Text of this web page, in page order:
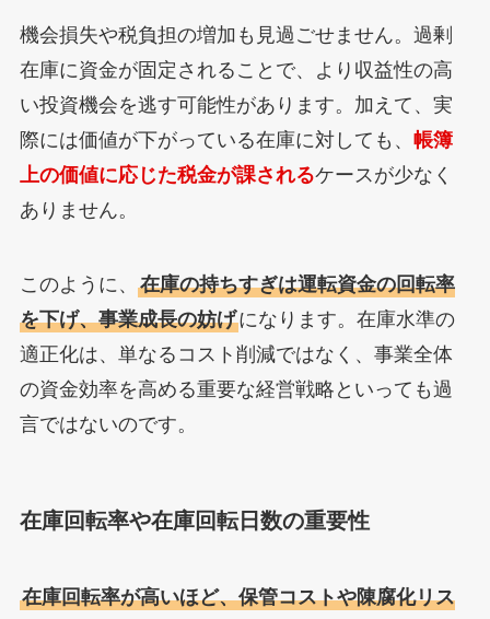
機会損失や税負担の増加も見過ごせません。過剰
在庫に資金が固定されることで、より収益性の高
い投資機会を逃す可能性があります。加えて、実
際には価値が下がっている在庫に対しても、 帳簿
上の価値に応じた税金が課されるケースが少なく
ありません。
このように、 在庫の持ちすぎは運転資金の回転率
を下げ、事業成長の妨げになります。在庫水準の
適正化は、単なるコスト削減ではなく、事業全体
の資金効率を高める重要な経営戦略といっても過
言ではないのです。
在庫回転率や在庫回転日数の重要性
在庫回転率が高いほど、保管コストや陳腐化リス